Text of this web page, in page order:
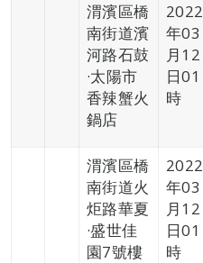
渭濱區橋
南街道濱
河路石鼓
·太陽市
香辣蟹火
鍋店
2022
年03
月12
日01
時
渭濱區橋
南街道火
炬路華夏
·盛世佳
園7號樓
2022
年03
月12
日01
時